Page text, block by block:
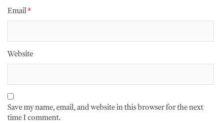
Email *
Website
Save my name, email, and website in this browser for the next
time I comment.